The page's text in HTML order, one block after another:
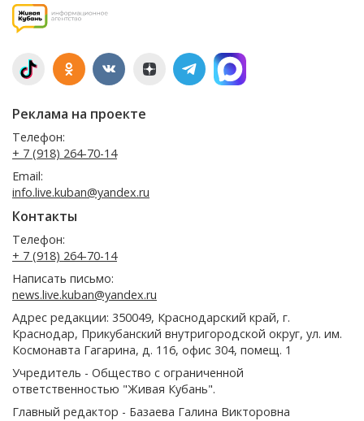
Реклама на проекте
Телефон:
+ 7 (918) 264-70-14
Email:
info.live.kuban@yandex.ru
Контакты
Телефон:
+ 7 (918) 264-70-14
Написать письмо:
news.live.kuban@yandex.ru
Адрес редакции: 350049, Краснодарский край, г.
Краснодар, Прикубанский внутригородской округ, ул. им.
Космонавта Гагарина, д. 116, офис 304, помещ. 1
Учредитель - Общество с ограниченной
ответственностью "Живая Кубань".
Главный редактор - Базаева Галина Викторовна